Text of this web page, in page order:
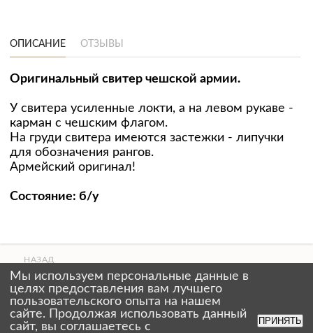
ОПИСАНИЕ ОТЗЫВЫ
Оригинальный свитер чешской армии.
У свитера усиленные локти, а на левом рукаве -
карман с чешским флагом.
На груди свитера имеются застежки - липучки
для обозначения рангов.
Армейский оригинал!
Состояние: б/у
НАЗАД
СТРАНИЦЫ
Мы используем персональные данные в
целях предоставления вам лучшего
пользовательского опыта на нашем
сайте. Продолжая использовать данный
сайт, вы соглашаетесь с
ПРИНЯТЬ